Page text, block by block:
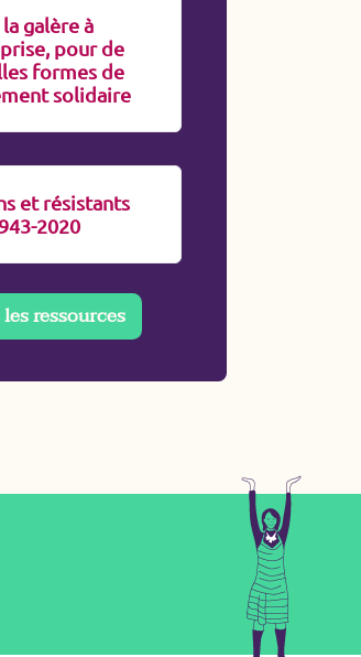
la galère à
pour de
formes de
solidaire
et résistants
2020
ressources